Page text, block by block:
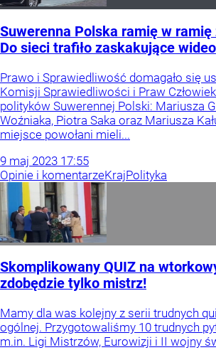
Suwerenna Polska ramię w ramię
Do sieci trafiło zaskakujące wideo
Prawo i Sprawiedliwość domagało się
Komisji Sprawiedliwości i Praw
polityków Suwerennej Polski: Mariusza
Woźniaka, Piotra Saka oraz Mariusza
miejsce powołani mieli...
9 maj 2023 17:55
Opinie i komentarzeKrajPolityka
Skomplikowany QUIZ na
zdobędzie tylko mistrz!
Mamy dla was kolejny z serii trudnych
ogólnej. Przygotowaliśmy 10 trudnych
m.in. Ligi Mistrzów, Eurowizji i II wojny